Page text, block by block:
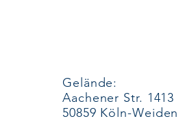
Gelände:
Aachener Str. 1413
50859 Köln-Weiden